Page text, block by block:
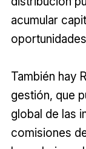
acumular
También hay
gestión, que
global de las
comisiones